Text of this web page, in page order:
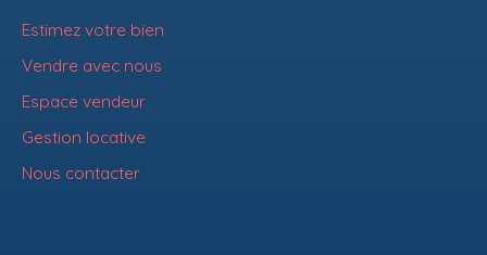
Estimez votre bien
Vendre avec nous
Espace vendeur
Gestion locative
Nous contacter